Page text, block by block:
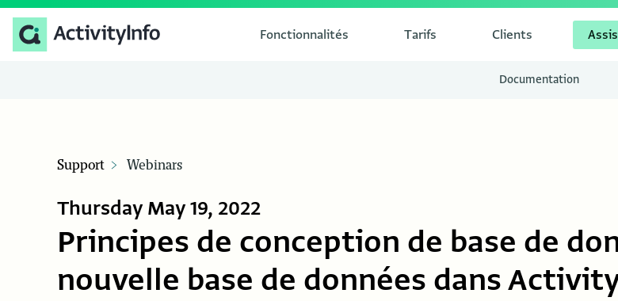
Fonctionnalités Tarifs Clients
Documentation
Support Webinars
Thursday May 19, 2022
Principes de conception de base de
nouvelle base de données dans